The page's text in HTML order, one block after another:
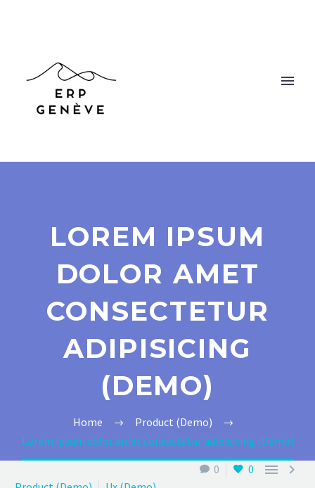
LOREM IPSUM
DOLOR AMET
CONSECTETUR
ADIPISICING
(DEMO)
Home
Product (Demo)
Lorem ipsum dolor amet consectetur adipisicing (Demo)
0
0  